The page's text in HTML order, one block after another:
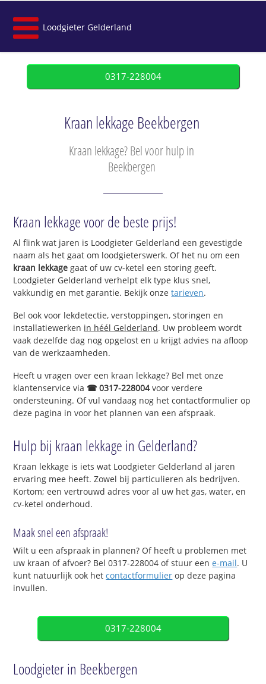
Loodgieter Gelderland
0317-228004
Kraan lekkage Beekbergen
Kraan lekkage? Bel voor hulp in
Beekbergen
Kraan lekkage voor de beste prijs!
Al flink wat jaren is Loodgieter Gelderland een gevestigde
naam als het gaat om loodgieterswerk. Of het nu om een
kraan lekkage gaat of uw cv-ketel een storing geeft.
Loodgieter Gelderland verhelpt elk type klus snel,
vakkundig en met garantie. Bekijk onzetarieven.
Bel ook voor lekdetectie, verstoppingen, storingen en
installatiewerken in héél Gelderland. Uw probleem wordt
vaak dezelfde dag nog opgelost en u krijgt advies na afloop
van de werkzaamheden.
Heeft u vragen over een kraan lekkage? Bel met onze
klantenservice via ☎ 0317-228004voor verdere
ondersteuning. Of vul vandaag nog het contactformulier op
deze pagina in voor het plannen van een afspraak.
Hulp bij kraan lekkage in Gelderland?
Kraan lekkage is iets wat Loodgieter Gelderland al jaren
ervaring mee heeft. Zowel bij particulieren als bedrijven.
Kortom; een vertrouwd adres voor al uw het gas, water, en
cv-ketel onderhoud.
Maak snel een afspraak!
Wilt u een afspraak in plannen? Of heeft u problemen met
uw kraan of afvoer? Bel 0317-228004 of stuur eene-mail. U
kunt natuurlijk ook hetcontactformulier op deze pagina
invullen.
0317-228004
Loodgieter in Beekbergen